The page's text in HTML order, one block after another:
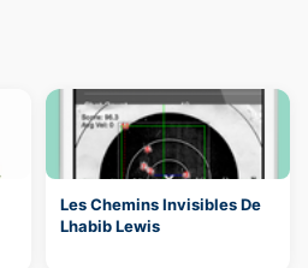
Les Chemins Invisibles De
Lhabib Lewis